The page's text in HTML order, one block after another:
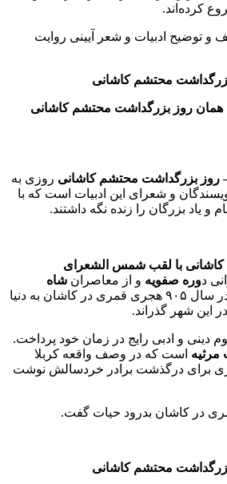
کرده‌اند.
و توضیح ادبیات و شعر آیینی روایت
بزرگداشت محتشم کاشانی
همان روز بزرگداشت محتشم کاشانی
روز بزرگداشت محتشم کاشانی روزی به
و شعرای این ادبیات است که با
و یاد بزرگان را زنده نگه داشتند.
کاشانی با لقب شمس الشعرای
دوره صفویه و از معاصران شاه
است که در سال ۹۰۵ هجری قمری در کاشان به دنیا
این شهر گذراند.
دینی و ادبی رایج در زمان خود پرداخت.
مرثیه است که در وصف واقعه کربلا
برای درگذشت برادر خردسالش نوشت
بزرگداشت محتشم کاشانی